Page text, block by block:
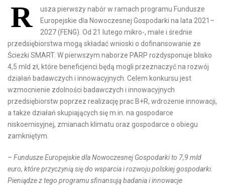
R
usza pierwszy nabór w ramach programu Fundusze
Europejskie dla Nowoczesnej Gospodarki na lata 2021–
2027 (FENG). Od 21 lutego mikro-, małe i średnie
przedsiębiorstwa mogą składać wnioski o dofinansowanie ze
Ścieżki SMART. W pierwszym naborze PARP rozdysponuje blisko
4,5 mld zł, które beneficjenci będą mogli przeznaczyć na rozwój
działań badawczych i innowacyjnych. Celem konkursu jest
wzmocnienie zdolności badawczych i innowacyjnych
przedsiębiorstw poprzez realizację prac B+R, wdrożenie innowacji,
a także działań skupiających się m.in. na gospodarce
niskoemisyjnej, zmianach klimatu oraz gospodarce o obiegu
zamkniętym.
– Fundusze Europejskie dla Nowoczesnej Gospodarki to 7,9 mld
euro, które przyczynią się do wsparcia i rozwoju polskiej gospodarki.
Pieniądze z tego programu sfinansują badania i innowacje